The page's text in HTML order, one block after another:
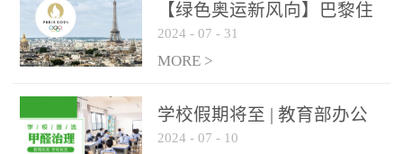
【绿色奥运新风向】巴黎住
宿风波：优吸环保共建健康
绿色家居
2024 - 07 - 31
MORE >
学校假期将至 | 教育部办公
厅关于加强学校新建校舍室
2024 - 07 - 10